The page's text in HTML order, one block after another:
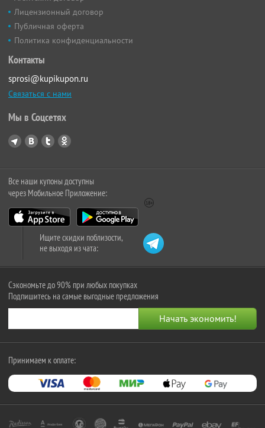
Лицензионный договор
Публичная оферта
Политика конфиденциальности
Контакты
sprosi@kupikupon.ru
Связаться с нами
Мы в Соцсетях
Все наши купоны доступны
через Мобильное Приложение:
Ищите скидки поблизости,
не выходя из чата:
Сэкономьте до 90% при любых покупках
Подпишитесь на самые выгодные предложения
Принимаем к оплате: